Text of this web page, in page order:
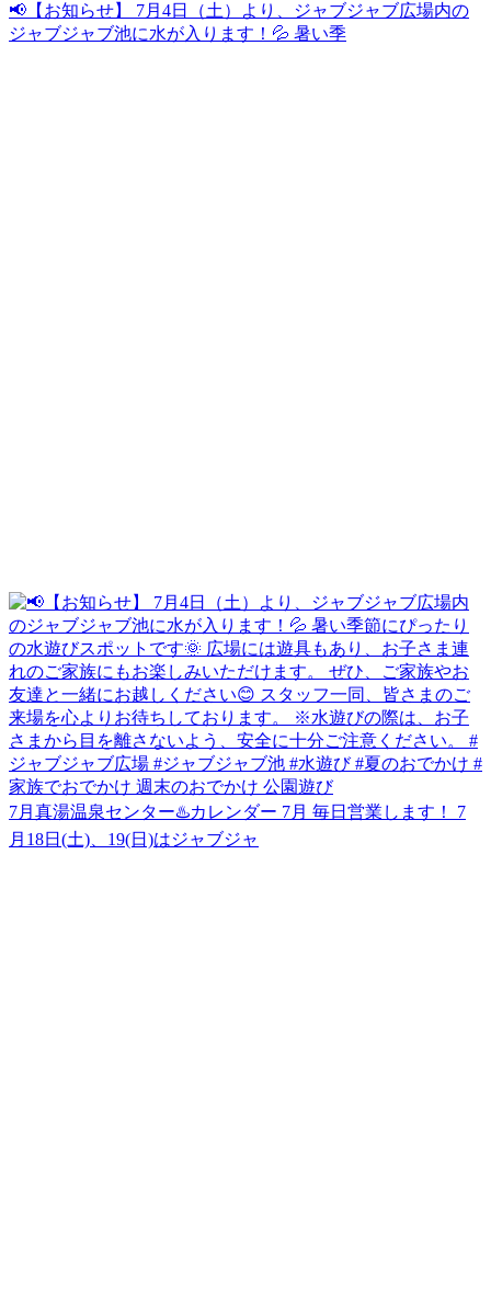
📢【お知らせ】 7月4日（土）より、ジャブジャブ広場内の
ジャブジャブ池に水が入ります！💦 暑い季
7月真湯温泉センター♨️カレンダー 7月 毎日営業します！ 7
月18日(土)、19(日)はジャブジャ